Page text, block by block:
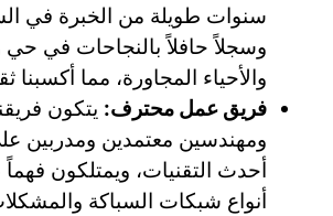
سنوات طويلة من الخبرة في
وسجلاً حافلاً بالنجاحات في حي
والأحياء المجاورة، مما أكسبنا
فريق عمل محترف: يتكون
ومهندسين معتمدين ومدربين
أحدث التقنيات، ويمتلكون
أنواع شبكات السباكة